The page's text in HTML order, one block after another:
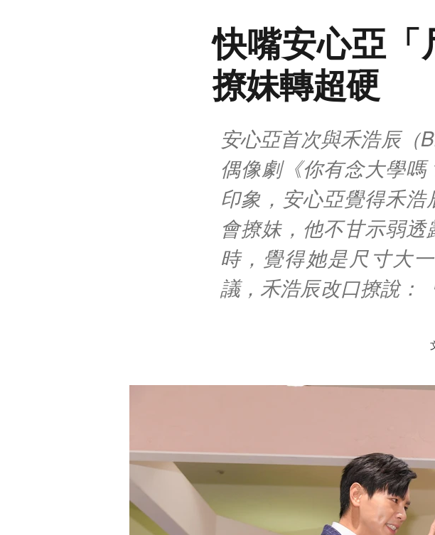
快嘴安心亞「
撩妹轉超硬
安心亞首次與禾浩辰（
偶像劇《你有念大學
印象，安心亞覺得禾
會撩妹，他不甘示弱
時，覺得她是尺寸大
議，禾浩辰改口撩說：